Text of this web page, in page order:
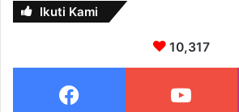
Ikuti Kami
10,317